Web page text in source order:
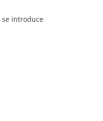
se introduce